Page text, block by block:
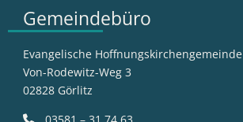
Gemeindebüro
Evangelische Hoffnungskirchengemeinde
Von-Rodewitz-Weg 3
02828 Görlitz